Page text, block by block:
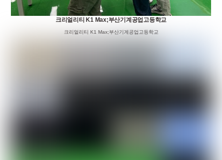
크리얼리티 K1 Max;부산기계공업고등학교
크리얼리티 K1 Max;부산기계공업고등학교